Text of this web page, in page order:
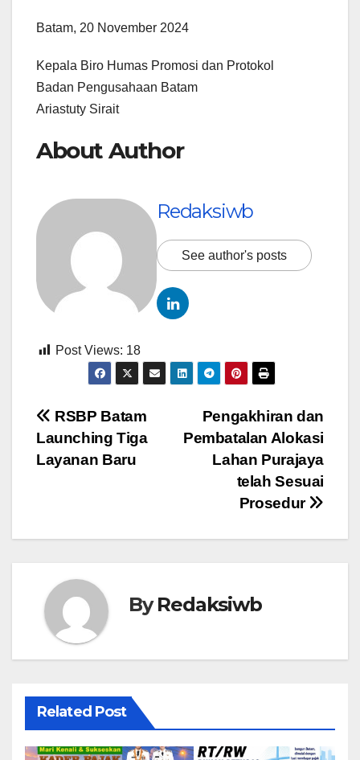
Batam, 20 November 2024
Kepala Biro Humas Promosi dan Protokol
Badan Pengusahaan Batam
Ariastuty Sirait
About Author
Redaksiwb
See author's posts
Post Views: 18
Navigasi
pos
Pengakhiran dan
Pembatalan Alokasi
Lahan Purajaya
telah Sesuai
Prosedur
RSBP Batam
Launching Tiga
Layanan Baru
ByRedaksiwb
Related Post